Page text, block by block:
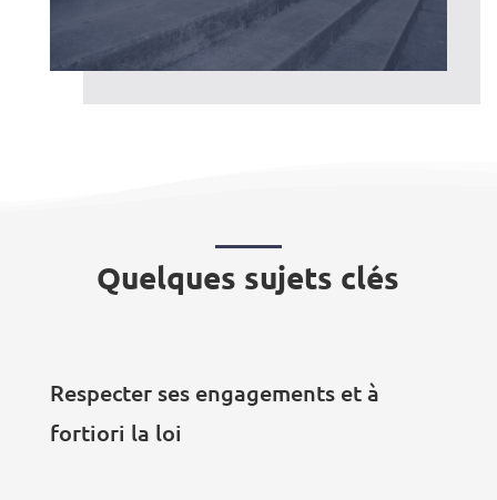
Quelques sujets clés
Respecter ses engagements et à
fortiori la loi